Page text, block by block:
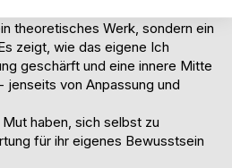
theoretisches Werk, sondern ein
zeigt, wie das eigene Ich
geschärft und eine innere Mitte
von Anpassung und
haben, sich selbst zu
für ihr eigenes Bewusstsein